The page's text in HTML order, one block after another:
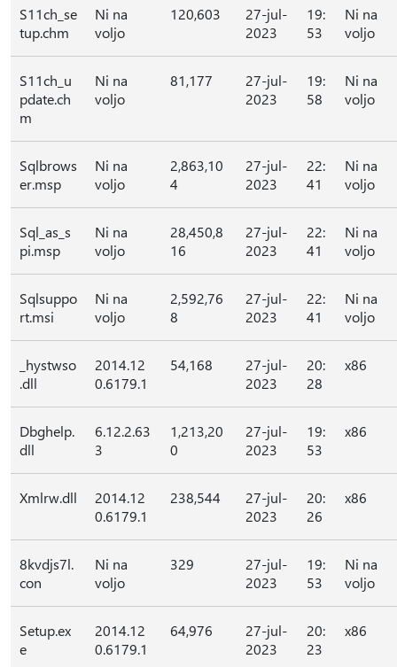
S11ch_se
tup.chm
Ni na
voljo
120,603
27-jul-
2023
19:
53
Ni na
voljo
S11ch_u
pdate.ch
m
Ni na
voljo
81,177
27-jul-
2023
19:
58
Ni na
voljo
Sqlbrows
er.msp
Ni na
voljo
2,863,10
4
27-jul-
2023
22:
41
Ni na
voljo
Sql_as_s
pi.msp
Ni na
voljo
28,450,8
16
27-jul-
2023
22:
41
Ni na
voljo
Sqlsuppo
rt.msi
Ni na
voljo
2,592,76
8
27-jul-
2023
22:
41
Ni na
voljo
_hystwso
.dll
2014.12
0.6179.1
54,168
27-jul-
2023
20:
28
x86
Dbghelp.
dll
6.12.2.63
3
1,213,20
0
27-jul-
2023
19:
53
x86
Xmlrw.dll
2014.12
0.6179.1
238,544
27-jul-
2023
20:
26
x86
8kvdjs7l.
con
Ni na
voljo
329
27-jul-
2023
19:
53
Ni na
voljo
Setup.ex
e
2014.12
0.6179.1
64,976
27-jul-
2023
20:
23
x86